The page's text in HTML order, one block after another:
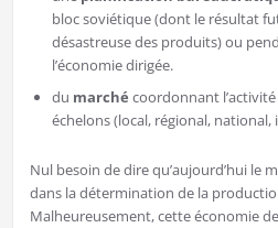
bloc soviétique (dont le résultat
désastreuse des produits) ou
l’économie dirigée.
du marché coordonnant l’activité
échelons (local, régional,
Nul besoin de dire qu’aujourd’hui le
dans la détermination de la
Malheureusement, cette économie